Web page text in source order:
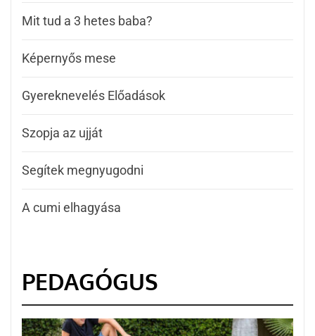
Mit tud a 3 hetes baba?
Képernyős mese
Gyereknevelés Előadások
Szopja az ujját
Segítek megnyugodni
A cumi elhagyása
PEDAGÓGUS